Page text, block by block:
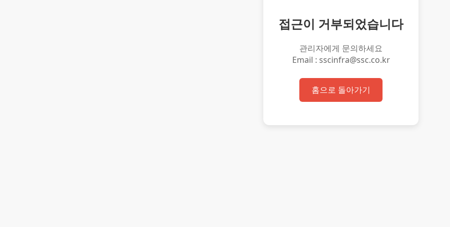
접근이 거부되었습니다
관리자에게 문의하세요
Email : sscinfra@ssc.co.kr
홈으로 돌아가기